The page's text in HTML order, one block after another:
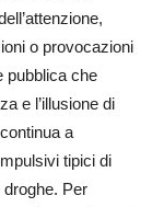
o provocazioni
pubblica che
e l’illusione di
a
tipici di
Per